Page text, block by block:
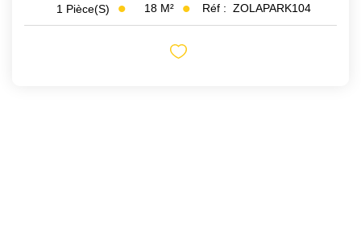
1 Pièce(s) 18 M² Réf : ZOLAPARK104